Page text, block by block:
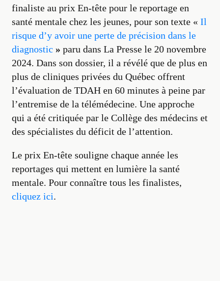
finaliste au prix En-tête pour le reportage en
santé mentale chez les jeunes, pour son texte « Il
risque d’y avoir une perte de précision dans le
diagnostic » paru dans La Presse le 20 novembre
2024. Dans son dossier, il a révélé que de plus en
plus de cliniques privées du Québec offrent
l’évaluation de TDAH en 60 minutes à peine par
l’entremise de la télémédecine. Une approche
qui a été critiquée par le Collège des médecins et
des spécialistes du déficit de l’attention.
Le prix En-tête souligne chaque année les
reportages qui mettent en lumière la santé
mentale. Pour connaître tous les finalistes,
cliquez ici.